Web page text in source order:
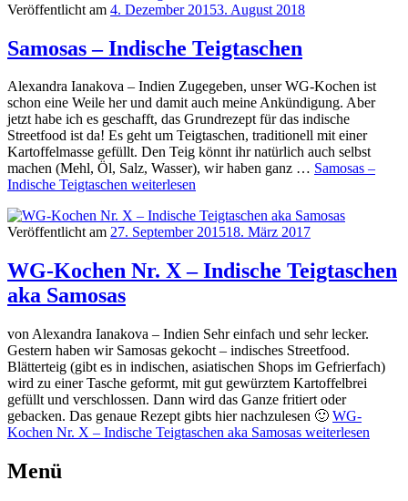
Veröffentlicht am 4. Dezember 20153. August 2018
Samosas – Indische Teigtaschen
Alexandra Ianakova – Indien Zugegeben, unser WG-Kochen ist
schon eine Weile her und damit auch meine Ankündigung. Aber
jetzt habe ich es geschafft, das Grundrezept für das indische
Streetfood ist da! Es geht um Teigtaschen, traditionell mit einer
Kartoffelmasse gefüllt. Den Teig könnt ihr natürlich auch selbst
machen (Mehl, Öl, Salz, Wasser), wir haben ganz … Samosas –
Indische Teigtaschen weiterlesen
Veröffentlicht am 27. September 201518. März 2017
WG-Kochen Nr. X – Indische Teigtaschen
aka Samosas
von Alexandra Ianakova – Indien Sehr einfach und sehr lecker.
Gestern haben wir Samosas gekocht – indisches Streetfood.
Blätterteig (gibt es in indischen, asiatischen Shops im Gefrierfach)
wird zu einer Tasche geformt, mit gut gewürztem Kartoffelbrei
gefüllt und verschlossen. Dann wird das Ganze fritiert oder
gebacken. Das genaue Rezept gibts hier nachzulesen 🙂 WG-
Kochen Nr. X – Indische Teigtaschen aka Samosas weiterlesen
Menü